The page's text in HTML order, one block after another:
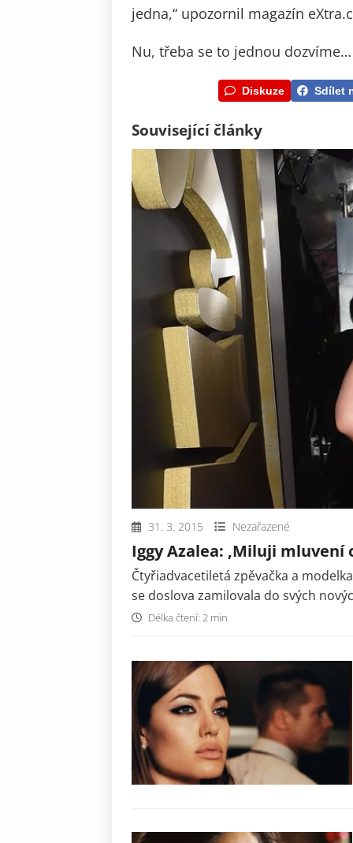
jedna,“ upozornil magazín
Nu, třeba se to jednou dozvíme…
Diskuze Sdílet
Související články
31. 3. 2015 Nezařazené
Iggy Azalea: ‚Miluji mluvení
Čtyřiadvacetiletá zpěvačka a
se doslova zamilovala do svých
Délka čtení: 2 min